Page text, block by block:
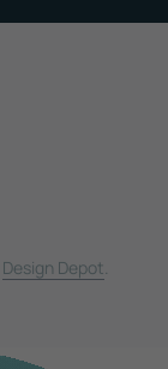
Design Depot